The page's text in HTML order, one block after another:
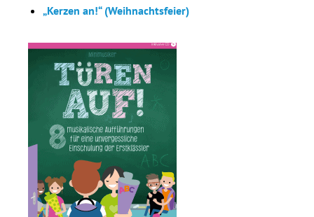
„Kerzen an!“ (Weihnachtsfeier)